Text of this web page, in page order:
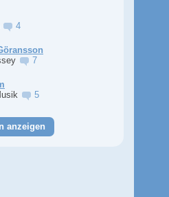
4
7
5
anzeigen